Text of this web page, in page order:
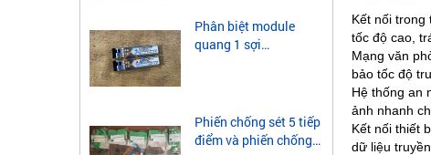
Phân biệt module
quang 1 sợi
Phiến chống sét 5 tiếp
điểm và phiến chống
Kết nối trong
tốc độ cao,
Mạng văn
bảo tốc độ
Hệ thống an
ảnh nhanh
Kết nối thiết
dữ liệu